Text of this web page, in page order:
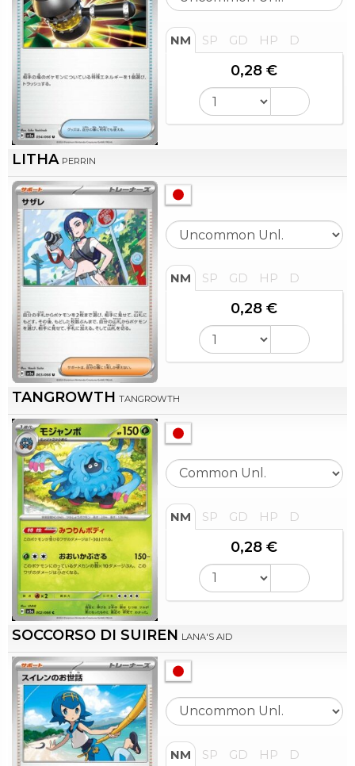
NM SP GD HP D
0,28 €
LITHA PERRIN
NM SP GD HP D
0,28 €
TANGROWTH TANGROWTH
NM SP GD HP D
0,28 €
SOCCORSO DI SUIREN LANA'S AID
NM SP GD HP D